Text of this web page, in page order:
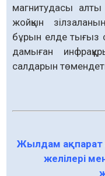
магнитудасы
жойқын
бұрын елде тығыз
дамыған
салдарын
Жылдам ақпарат
желілері